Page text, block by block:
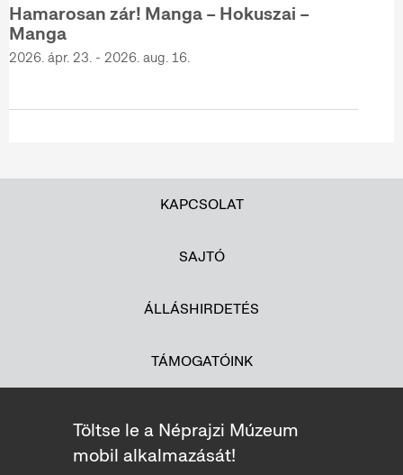
Hamarosan zár! Manga – Hokuszai –
Manga
2026. ápr. 23. - 2026. aug. 16.
KAPCSOLAT
SAJTÓ
ÁLLÁSHIRDETÉS
TÁMOGATÓINK
Töltse le a Néprajzi Múzeum
mobil alkalmazását!